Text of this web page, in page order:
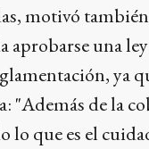
motivó
aprobarse una
ya
"Además de la
lo que es el